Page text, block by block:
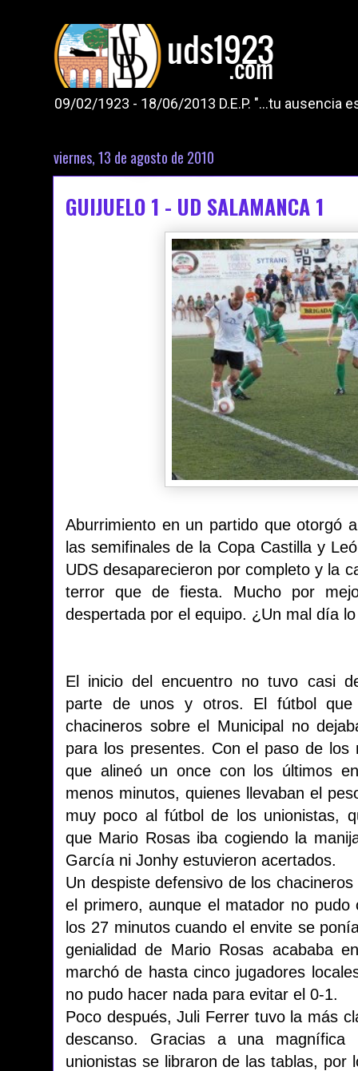
09/02/1923 - 18/06/2013 D.E.P. "...tu ausencia
viernes, 13 de agosto de 2010
GUIJUELO 1 - UD SALAMANCA 1
Aburrimiento en un partido que otorgó
las semifinales de la Copa Castilla y
UDS desaparecieron por completo y la
terror que de fiesta. Mucho por
despertada por el equipo. ¿Un mal día
El inicio del encuentro no tuvo casi
parte de unos y otros. El fútbol que
chacineros sobre el Municipal no
para los presentes. Con el paso de
que alineó un once con los últimos
menos minutos, quienes llevaban el
muy poco al fútbol de los unionistas,
que Mario Rosas iba cogiendo la
García ni Jonhy estuvieron acertados.
Un despiste defensivo de los
el primero, aunque el matador no
los 27 minutos cuando el envite se
genialidad de Mario Rosas acababa
marchó de hasta cinco jugadores
no pudo hacer nada para evitar el 0-1.
Poco después, Juli Ferrer tuvo la más
descanso. Gracias a una
unionistas se libraron de las tablas, por